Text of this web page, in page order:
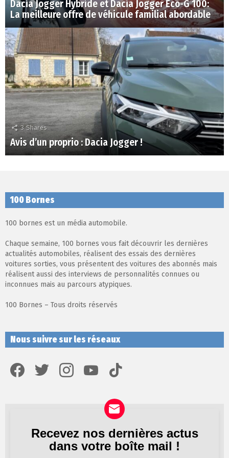
Dacia Jogger Hybride et Dacia Jogger Eco-G 100:
La meilleure offre de véhicule familial abordable
3 Shares
Avis d’un proprio : Dacia Jogger !
100 Bornes
100 bornes est un média automobile.
Chaque semaine, 100 bornes vous fait découvrir les dernières
actualités automobiles, réalisent des essais des dernières
voitures sorties, vous présentent des voitures des abonnés mais
réalisent aussi des interviews de personnalités connues ou
inconnues mais au parcours atypiques.
100 Bornes – Tous droits réservés
Nous suivre sur les réseaux
Newsletter
Recevez nos dernières actus
dans votre boîte mail !